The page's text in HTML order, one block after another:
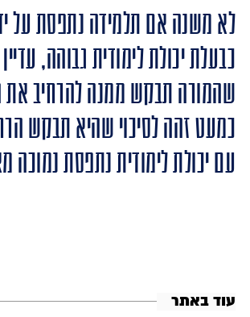
לא משנה אם תלמידה נתפסת על
כבעלת יכולת לימודית גבוהה, עדיין
שהמורה תבקש ממנה להרחיב
כמעט זהה לסיכוי שהיא תבקש
עם יכולת לימודית נתפסת נמוכה
עוד באתר